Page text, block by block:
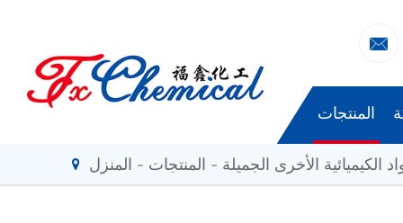

المنتجات
المنزل المنتجات الكيميائية الأخرى الجميلة